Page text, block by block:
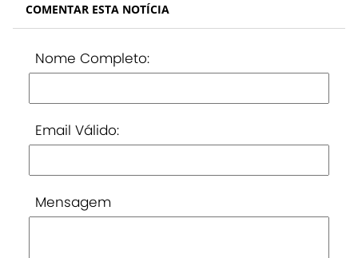
COMENTAR ESTA NOTÍCIA
Nome Completo:
Email Válido:
Mensagem